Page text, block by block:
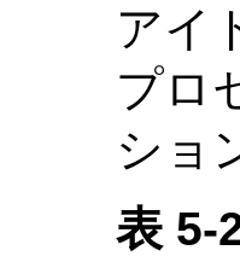
アイ
プロ
ショ
表 5-